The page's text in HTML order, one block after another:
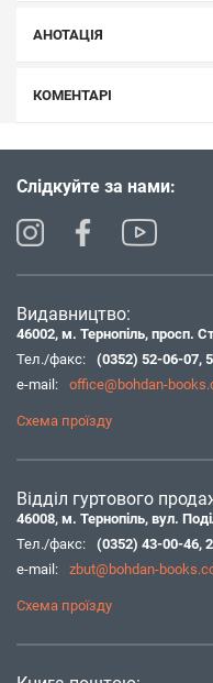
АНОТАЦІЯ
КОМЕНТАРІ
Слідкуйте за нами:
Видавництво:
46002, м. Тернопіль, просп.
Тел./факс:
(0352) 52-06-07,
e-mail:
office@bohdan-
Схема проїзду
Відділ гуртового
46008, м. Тернопіль, вул.
Тел./факс:
(0352) 43-00-46,
e-mail:
zbut@bohdan-
Схема проїзду